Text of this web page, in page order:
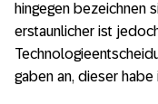
hingegen bezeichnen
erstaunlicher ist
gaben an, dieser habe